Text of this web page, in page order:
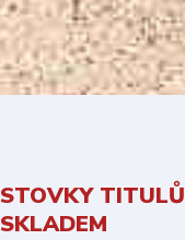
STOVKY TITULŮ
SKLADEM